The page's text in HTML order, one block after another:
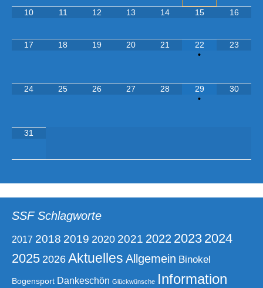
10 11 12 13 14 15 16
17 18 19 20 21
22
•
23
24 25 26 27 28
29
•
30
31
SSF Schlagworte
2017 2018 2019 2020 2021 2022 2023 2024
2025 2026 Aktuelles Allgemein Binokel
Bogensport Dankeschön Glückwünsche Information